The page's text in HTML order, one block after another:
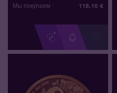
Мы покупаем 118,10 €